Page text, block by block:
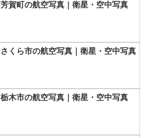
芳賀町の航空写真｜衛星・空中写真
さくら市の航空写真｜衛星・空中写真
栃木市の航空写真｜衛星・空中写真